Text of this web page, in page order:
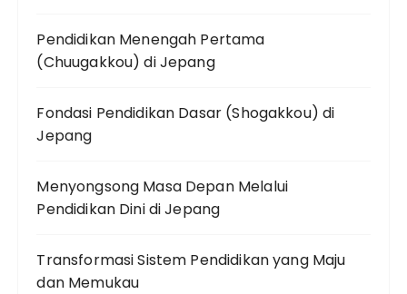
Pendidikan Menengah Pertama
(Chuugakkou) di Jepang
Fondasi Pendidikan Dasar (Shogakkou) di
Jepang
Menyongsong Masa Depan Melalui
Pendidikan Dini di Jepang
Transformasi Sistem Pendidikan yang Maju
dan Memukau